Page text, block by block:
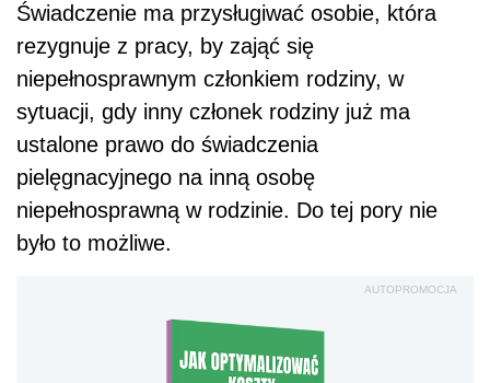
Świadczenie ma przysługiwać osobie, która
rezygnuje z pracy, by zająć się
niepełnosprawnym członkiem rodziny, w
sytuacji, gdy inny członek rodziny już ma
ustalone prawo do świadczenia
pielęgnacyjnego na inną osobę
niepełnosprawną w rodzinie. Do tej pory nie
było to możliwe.
AUTOPROMOCJA